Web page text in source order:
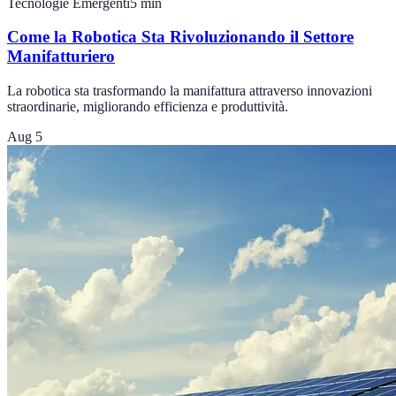
Come la Robotica Sta Rivoluzionando il Settore
Manifatturiero
La robotica sta trasformando la manifattura attraverso innovazioni
straordinarie, migliorando efficienza e produttività.
Aug 5